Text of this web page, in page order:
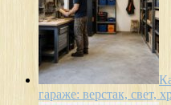
гараже: верстак, свет,